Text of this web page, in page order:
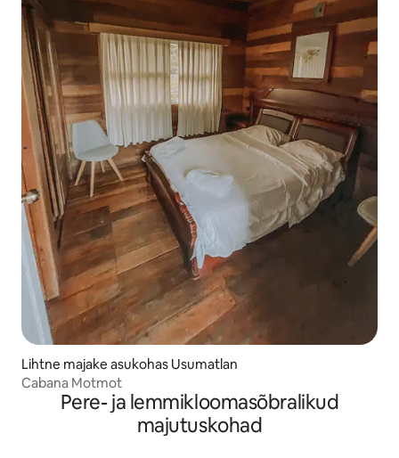
Lihtne majake asukohas Usumatlan
Cabana Motmot
Pere- ja lemmikloomasõbralikud
majutuskohad